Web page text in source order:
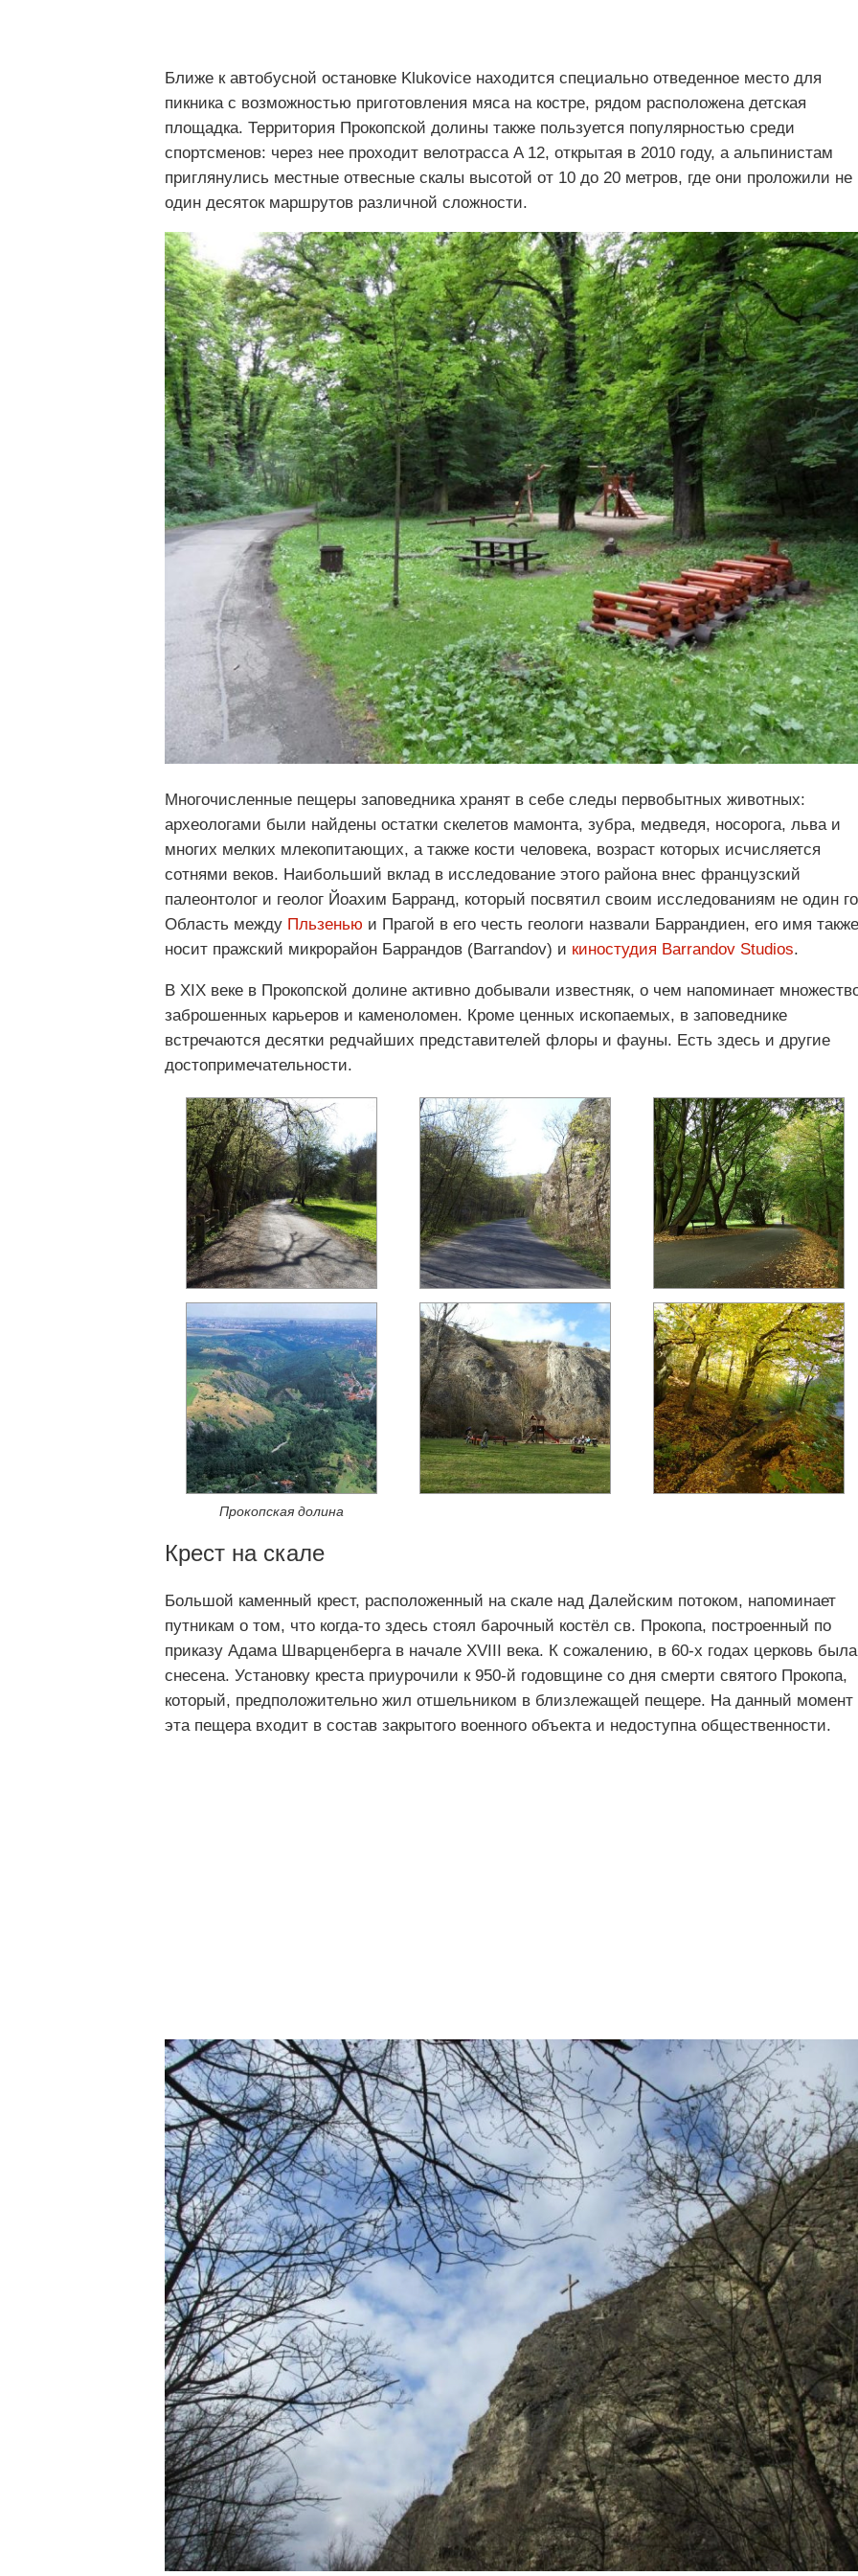
Ближе к автобусной остановке Klukovice находится специально отведенное место для
пикника с возможностью приготовления мяса на костре, рядом расположена детская
площадка. Территория Прокопской долины также пользуется популярностью среди
спортсменов: через нее проходит велотрасса A 12, открытая в 2010 году, а альпинистам
приглянулись местные отвесные скалы высотой от 10 до 20 метров, где они проложили не
один десяток маршрутов различной сложности.
Многочисленные пещеры заповедника хранят в себе следы первобытных животных:
археологами были найдены остатки скелетов мамонта, зубра, медведя, носорога, льва и
многих мелких млекопитающих, а также кости человека, возраст которых исчисляется
сотнями веков. Наибольший вклад в исследование этого района внес французский
палеонтолог и геолог Йоахим Барранд, который посвятил своим исследованиям не один
Область между Пльзенью и Прагой в его честь геологи назвали Баррандиен, его имя также
носит пражский микрорайон Баррандов (Barrandov) и киностудия Barrandov Studios.
В XIX веке в Прокопской долине активно добывали известняк, о чем напоминает
заброшенных карьеров и каменоломен. Кроме ценных ископаемых, в заповеднике
встречаются десятки редчайших представителей флоры и фауны. Есть здесь и другие
достопримечательности.
Прокопская долина
Крест на скале
Большой каменный крест, расположенный на скале над Далейским потоком, напоминает
путникам о том, что когда-то здесь стоял барочный костёл св. Прокопа, построенный по
приказу Адама Шварценберга в начале XVIII века. К сожалению, в 60-х годах церковь была
снесена. Установку креста приурочили к 950-й годовщине со дня смерти святого Прокопа,
который, предположительно жил отшельником в близлежащей пещере. На данный момент
эта пещера входит в состав закрытого военного объекта и недоступна общественности.